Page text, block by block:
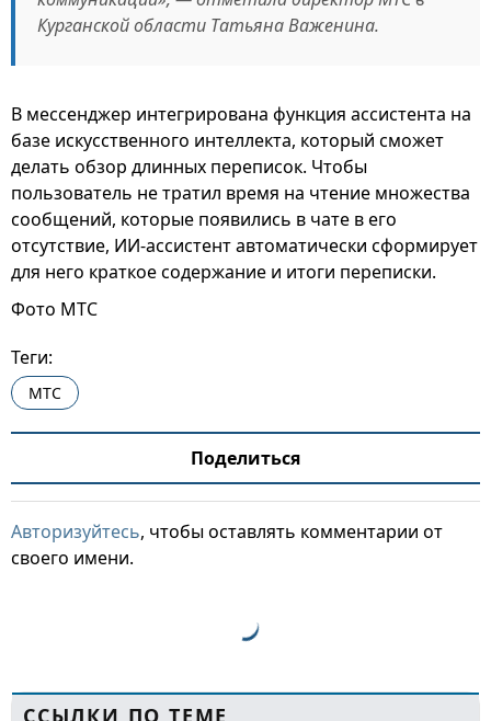
Курганской области Татьяна Важенина.
В мессенджер интегрирована функция ассистента на
базе искусственного интеллекта, который сможет
делать обзор длинных переписок. Чтобы
пользователь не тратил время на чтение множества
сообщений, которые появились в чате в его
отсутствие, ИИ-ассистент автоматически сформирует
для него краткое содержание и итоги переписки.
Фото МТС
Теги:
МТС
Поделиться
Авторизуйтесь, чтобы оставлять комментарии от
своего имени.
ССЫЛКИ ПО ТЕМЕ